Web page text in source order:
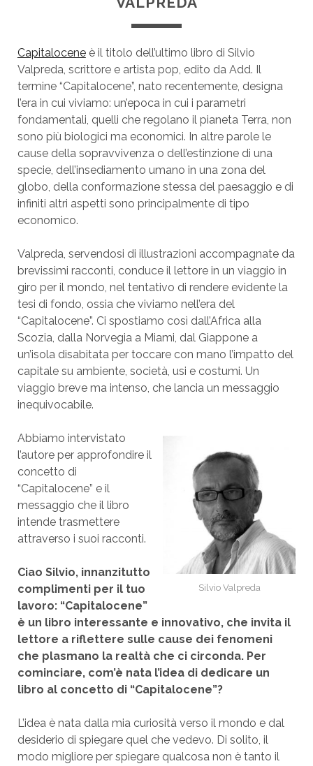
Capitaloceneè il titolo dell’ultimo libro di Silvio
Valpreda, scrittore e artista pop, edito da Add. Il
termine “Capitalocene”, nato recentemente, designa
l’era in cui viviamo: un’epoca in cui i parametri
fondamentali, quelli che regolano il pianeta Terra, non
sono più biologici ma economici. In altre parole le
cause della sopravvivenza o dell’estinzione di una
specie, dell’insediamento umano in una zona del
globo, della conformazione stessa del paesaggio e di
infiniti altri aspetti sono principalmente di tipo
economico.
Valpreda, servendosi di illustrazioni accompagnate da
brevissimi racconti, conduce il lettore in un viaggio in
giro per il mondo, nel tentativo di rendere evidente la
tesi di fondo, ossia che viviamo nell’era del
“Capitalocene”. Ci spostiamo così dall’Africa alla
Scozia, dalla Norvegia a Miami, dal Giappone a
un’isola disabitata per toccare con mano l’impatto del
capitale su ambiente, società, usi e costumi. Un
viaggio breve ma intenso, che lancia un messaggio
inequivocabile.
Silvio Valpreda
Abbiamo intervistato
l’autore per approfondire il
concetto di
“Capitalocene” e il
messaggio che il libro
intende trasmettere
attraverso i suoi racconti.
Ciao Silvio, innanzitutto
complimenti per il tuo
lavoro: “Capitalocene”
è un libro interessante e innovativo, che invita il
lettore a riflettere sulle cause dei fenomeni
che plasmano la realtà che ci circonda. Per
cominciare, com’è nata l’idea di dedicare un
libro al concetto di “Capitalocene”?
L’idea è nata dalla mia curiosità verso il mondo e dal
desiderio di spiegare quel che vedevo. Di solito, il
modo migliore per spiegare qualcosa non è tanto il